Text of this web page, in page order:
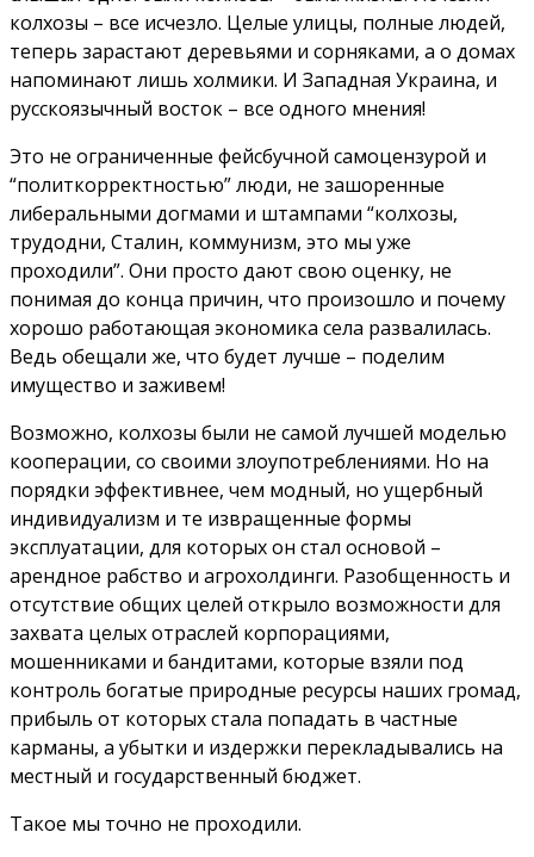
колхозы – все исчезло. Целые улицы, полные людей,
теперь зарастают деревьями и сорняками, а о домах
напоминают лишь холмики. И Западная Украина, и
русскоязычный восток – все одного мнения!
Это не ограниченные фейсбучной самоцензурой и
“политкорректностью” люди, не зашоренные
либеральными догмами и штампами “колхозы,
трудодни, Сталин, коммунизм, это мы уже
проходили”. Они просто дают свою оценку, не
понимая до конца причин, что произошло и почему
хорошо работающая экономика села развалилась.
Ведь обещали же, что будет лучше – поделим
имущество и заживем!
Возможно, колхозы были не самой лучшей моделью
кооперации, со своими злоупотреблениями. Но на
порядки эффективнее, чем модный, но ущербный
индивидуализм и те извращенные формы
эксплуатации, для которых он стал основой –
арендное рабство и агрохолдинги. Разобщенность и
отсутствие общих целей открыло возможности для
захвата целых отраслей корпорациями,
мошенниками и бандитами, которые взяли под
контроль богатые природные ресурсы наших громад,
прибыль от которых стала попадать в частные
карманы, а убытки и издержки перекладывались на
местный и государственный бюджет.
Такое мы точно не проходили.